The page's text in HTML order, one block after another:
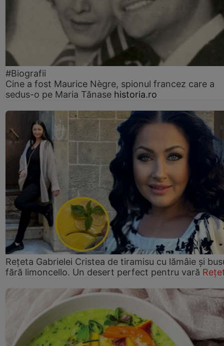
#Biografii
Cine a fost Maurice Nègre, spionul francez care a
sedus-o pe Maria Tănase historia.ro
Rețeta Gabrielei Cristea de tiramisu cu lămâie și
fără limoncello. Un desert perfect pentru vară